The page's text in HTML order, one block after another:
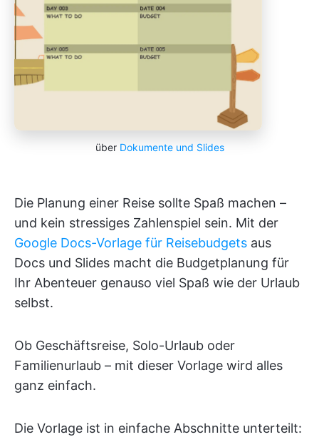
über Dokumente und Slides
Die Planung einer Reise sollte Spaß machen –
und kein stressiges Zahlenspiel sein. Mit der
Google Docs-Vorlage für Reisebudgets aus
Docs und Slides macht die Budgetplanung für
Ihr Abenteuer genauso viel Spaß wie der Urlaub
selbst.
Ob Geschäftsreise, Solo-Urlaub oder
Familienurlaub – mit dieser Vorlage wird alles
ganz einfach.
Die Vorlage ist in einfache Abschnitte unterteilt: